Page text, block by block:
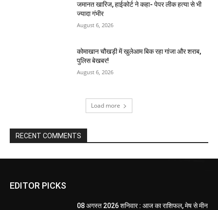
जमानत खारिज, हाईकोर्ट ने कहा- पेपर लीक हत्या से भी
ज्यादा गंभीर
August 6, 2026
कोमाखान चौखड़ी में खुलेआम बिक रहा गांजा और शराब,
पुलिस बेखबर!
August 6, 2026
Load more
RECENT COMMENTS
EDITOR PICKS
08 अगस्त 2026 शनिवार : आज का राशिफल, मेष से मीन